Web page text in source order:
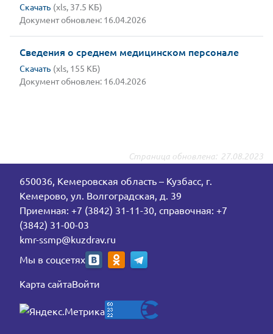
Скачать (xls, 37.5 КБ)
Документ обновлен: 16.04.2026
Сведения о среднем медицинском персонале
Скачать (xls, 155 КБ)
Документ обновлен: 16.04.2026
Страница обновлена: 27.08.2023
650036, Кемеровская область – Кузбасс, г.
Кемерово, ул. Волгоградская, д. 39
Приемная: +7 (3842) 31-11-30, справочная: +7
(3842) 31-00-03
kmr-ssmp@kuzdrav.ru
Мы в соцсетях
Карта сайтаВойти
Объявление о наборе в группы